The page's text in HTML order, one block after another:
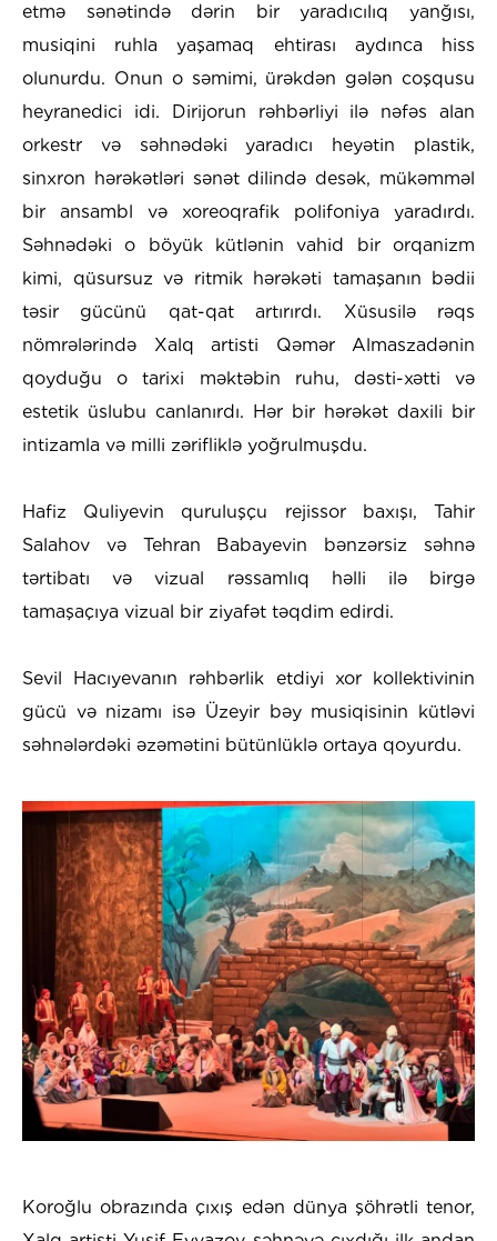
etmə sənətində dərin bir yaradıcılıq yanğısı,
musiqini ruhla yaşamaq ehtirası aydınca hiss
olunurdu. Onun o səmimi, ürəkdən gələn coşqusu
heyranedici idi. Dirijorun rəhbərliyi ilə nəfəs alan
orkestr və səhnədəki yaradıcı heyətin plastik,
sinxron hərəkətləri sənət dilində desək, mükəmməl
bir ansambl və xoreoqrafik polifoniya yaradırdı.
Səhnədəki o böyük kütlənin vahid bir orqanizm
kimi, qüsursuz və ritmik hərəkəti tamaşanın bədii
təsir gücünü qat-qat artırırdı. Xüsusilə rəqs
nömrələrində Xalq artisti Qəmər Almaszadənin
qoyduğu o tarixi məktəbin ruhu, dəsti-xətti və
estetik üslubu canlanırdı. Hər bir hərəkət daxili bir
intizamla və milli zərifliklə yoğrulmuşdu.
Hafiz Quliyevin quruluşçu rejissor baxışı, Tahir
Salahov və Tehran Babayevin bənzərsiz səhnə
tərtibatı və vizual rəssamlıq həlli ilə birgə
tamaşaçıya vizual bir ziyafət təqdim edirdi.
Sevil Hacıyevanın rəhbərlik etdiyi xor kollektivinin
gücü və nizamı isə Üzeyir bəy musiqisinin kütləvi
səhnələrdəki əzəmətini bütünlüklə ortaya qoyurdu.
Koroğlu obrazında çıxış edən dünya şöhrətli tenor,